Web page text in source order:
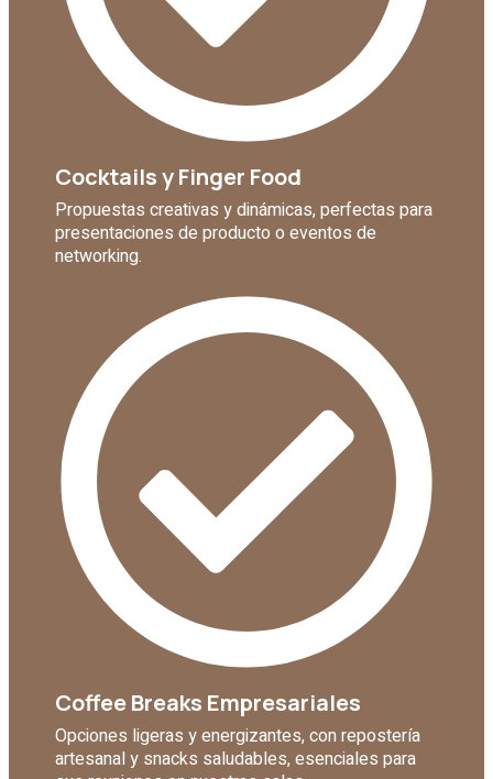
Cocktails y Finger Food
Propuestas creativas y dinámicas, perfectas para
presentaciones de producto o eventos de
networking.
Coffee Breaks Empresariales
Opciones ligeras y energizantes, con repostería
artesanal y snacks saludables, esenciales para